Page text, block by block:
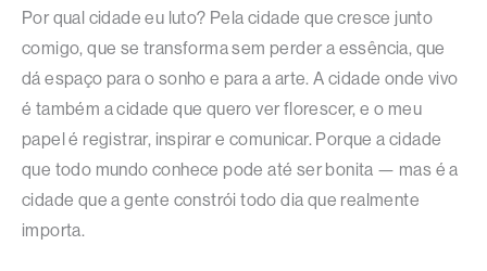
Por qual cidade eu luto? Pela cidade que cresce junto
comigo, que se transforma sem perder a essência, que
dá espaço para o sonho e para a arte. A cidade onde vivo
é também a cidade que quero ver florescer, e o meu
papel é registrar, inspirar e comunicar. Porque a cidade
que todo mundo conhece pode até ser bonita — mas é a
cidade que a gente constrói todo dia que realmente
importa.